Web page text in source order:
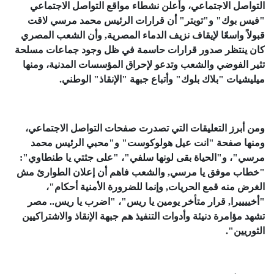
التواصل الاجتماعي، وأعلن نشطاء مواقع التواصل الاجتماعي
"فيس بوك" و"تويتر" أن قرارات الرئيس محمد مرسي لاقت
قبولاً واسعًا لإيقاف نزيف الدماء المصرية, وأن الشعب المصري
كان ينتظر صدور قرارات حاسمة في ظل وجود جماعات مسلحة
تثير الفوضي والشعب وتدعو لإحراق المؤسسات المدنية، ومنها
ميليشيات "بلاك بلوك" وأتباع جبهة "الإنقاذ" الوطني.
ومن أبرز التعليقات التي تصدرت صفحات التواصل الاجتماعي،
ومنها صفحة "انت عيل هولوكوست" و"محبي الرئيس محمد
مرسي"، و"الحياة بقى لونها سلفي"، "على جثتي يا طنطاوي":
"خطاب موفق يا مرسي, والشعب فاهم أن إعلان الطوارئ مش
الغرض منه قمع الحريات, وإنما للضرورة الأمنية أحكام"،
"أخييييرا, قرار متأخر يومين يا ريس"، "اضرب يا ريس.. مصر
تشهد مؤامرة دنيئة وأدوات التنفيذ هم جبهة الإنقاذ والاشتراكيين
الثوريين".